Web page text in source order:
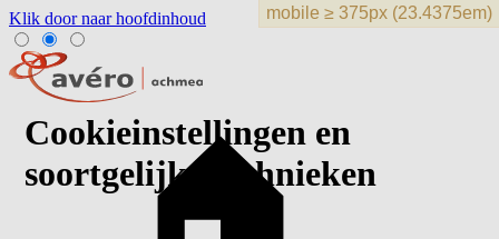
Klik door naar hoofdinhoud
Cookieinstellingen en
soortgelijke technieken